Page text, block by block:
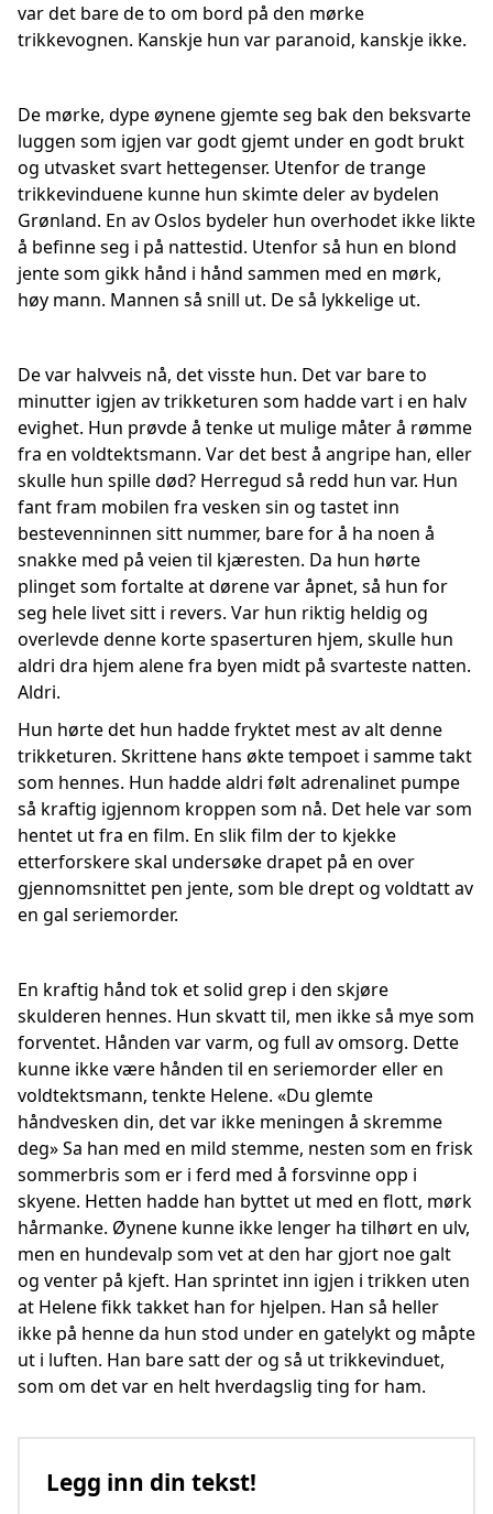
var det bare de to om bord på den mørke
trikkevognen. Kanskje hun var paranoid, kanskje ikke.
De mørke, dype øynene gjemte seg bak den beksvarte
luggen som igjen var godt gjemt under en godt brukt
og utvasket svart hettegenser. Utenfor de trange
trikkevinduene kunne hun skimte deler av bydelen
Grønland. En av Oslos bydeler hun overhodet ikke likte
å befinne seg i på nattestid. Utenfor så hun en blond
jente som gikk hånd i hånd sammen med en mørk,
høy mann. Mannen så snill ut. De så lykkelige ut.
De var halvveis nå, det visste hun. Det var bare to
minutter igjen av trikketuren som hadde vart i en halv
evighet. Hun prøvde å tenke ut mulige måter å rømme
fra en voldtektsmann. Var det best å angripe han, eller
skulle hun spille død? Herregud så redd hun var. Hun
fant fram mobilen fra vesken sin og tastet inn
bestevenninnen sitt nummer, bare for å ha noen å
snakke med på veien til kjæresten. Da hun hørte
plinget som fortalte at dørene var åpnet, så hun for
seg hele livet sitt i revers. Var hun riktig heldig og
overlevde denne korte spaserturen hjem, skulle hun
aldri dra hjem alene fra byen midt på svarteste natten.
Aldri.
Hun hørte det hun hadde fryktet mest av alt denne
trikketuren. Skrittene hans økte tempoet i samme takt
som hennes. Hun hadde aldri følt adrenalinet pumpe
så kraftig igjennom kroppen som nå. Det hele var som
hentet ut fra en film. En slik film der to kjekke
etterforskere skal undersøke drapet på en over
gjennomsnittet pen jente, som ble drept og voldtatt av
en gal seriemorder.
En kraftig hånd tok et solid grep i den skjøre
skulderen hennes. Hun skvatt til, men ikke så mye som
forventet. Hånden var varm, og full av omsorg. Dette
kunne ikke være hånden til en seriemorder eller en
voldtektsmann, tenkte Helene. «Du glemte
håndvesken din, det var ikke meningen å skremme
deg» Sa han med en mild stemme, nesten som en frisk
sommerbris som er i ferd med å forsvinne opp i
skyene. Hetten hadde han byttet ut med en flott, mørk
hårmanke. Øynene kunne ikke lenger ha tilhørt en ulv,
men en hundevalp som vet at den har gjort noe galt
og venter på kjeft. Han sprintet inn igjen i trikken uten
at Helene fikk takket han for hjelpen. Han så heller
ikke på henne da hun stod under en gatelykt og måpte
ut i luften. Han bare satt der og så ut trikkevinduet,
som om det var en helt hverdagslig ting for ham.
Legg inn din tekst!